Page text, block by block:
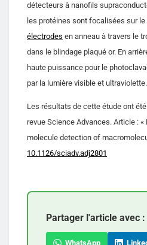
détecteurs à nanofils
les protéines sont focalisées sur
électrodes en anneau à travers le
dans le blindage plaqué or. En
haute puissance pour le
par la lumière visible et ultraviolette.
Les résultats de cette étude ont
revue Science Advances. Article :
molecule detection of
10.1126/sciadv.adj2801
Partager l'article avec :
WhatsApp